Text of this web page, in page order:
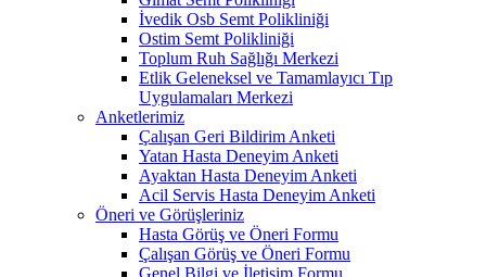
İvedik Osb Semt Polikliniği
Ostim Semt Polikliniği
Toplum Ruh Sağlığı Merkezi
Etlik Geleneksel ve Tamamlayıcı Tıp
Uygulamaları Merkezi
Anketlerimiz
Çalışan Geri Bildirim Anketi
Yatan Hasta Deneyim Anketi
Ayaktan Hasta Deneyim Anketi
Acil Servis Hasta Deneyim Anketi
Öneri ve Görüşleriniz
Hasta Görüş ve Öneri Formu
Çalışan Görüş ve Öneri Formu
Genel Bilgi ve İletişim Formu